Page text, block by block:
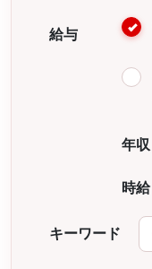
給与
年収
時給
キーワード